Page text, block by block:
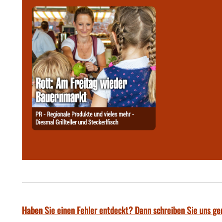
Haben Sie einen Fehler entdeckt? Dann schreiben Sie uns